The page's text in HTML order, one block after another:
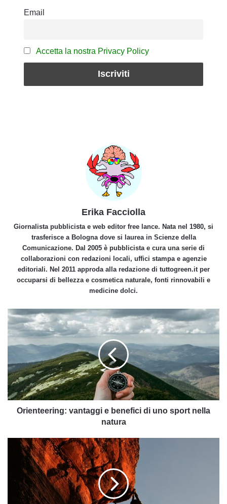
Email
Accetta la nostra Privacy Policy
Erika Facciolla
Giornalista pubblicista e web editor free lance. Nata nel 1980, si
trasferisce a Bologna dove si laurea in Scienze della
Comunicazione. Dal 2005 è pubblicista e cura una serie di
collaborazioni con redazioni locali, uffici stampa e agenzie
editoriali. Nel 2011 approda alla redazione di tuttogreen.it per
occuparsi di bellezza e cosmetica naturale, fonti rinnovabili e
medicine dolci.
Orienteering:
vantaggi
e
benefici
uno
sport
nella
natura
Orienteering: vantaggi e benefici di uno sport nella
natura
Tutti
pazzi
climbing